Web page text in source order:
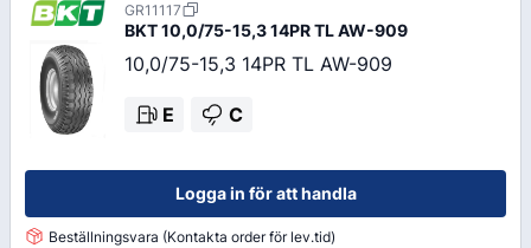
GR11117
BKT10,0/75-15,3 14PR TL AW-909
10,0/75-15,3 14PR TL AW-909
E C
Logga in för att handla
Beställningsvara (Kontakta order för lev.tid)